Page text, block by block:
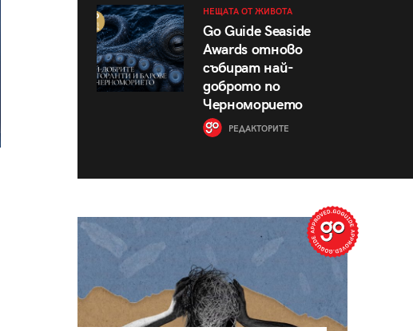
НЕЩАТА ОТ ЖИВОТА
Go Guide Seaside
Awards отново
събират най-
доброто по
Черноморието
РЕДАКТОРИТЕ